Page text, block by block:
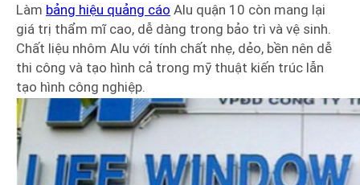
Làm bảng hiệu quảng cáo Alu quận 10 còn mang lại
giá trị thẩm mĩ cao, dễ dàng trong bảo trì và vệ sinh.
Chất liệu nhôm Alu với tính chất nhẹ, dẻo, bền nên dễ
thi công và tạo hình cả trong mỹ thuật kiến trúc lẫn
tạo hình công nghiệp.